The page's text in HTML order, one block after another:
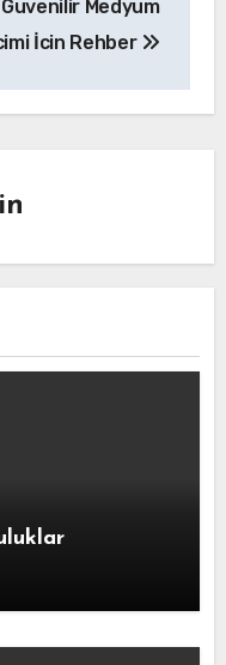
Guvenilir Medyum
İcin Rehber